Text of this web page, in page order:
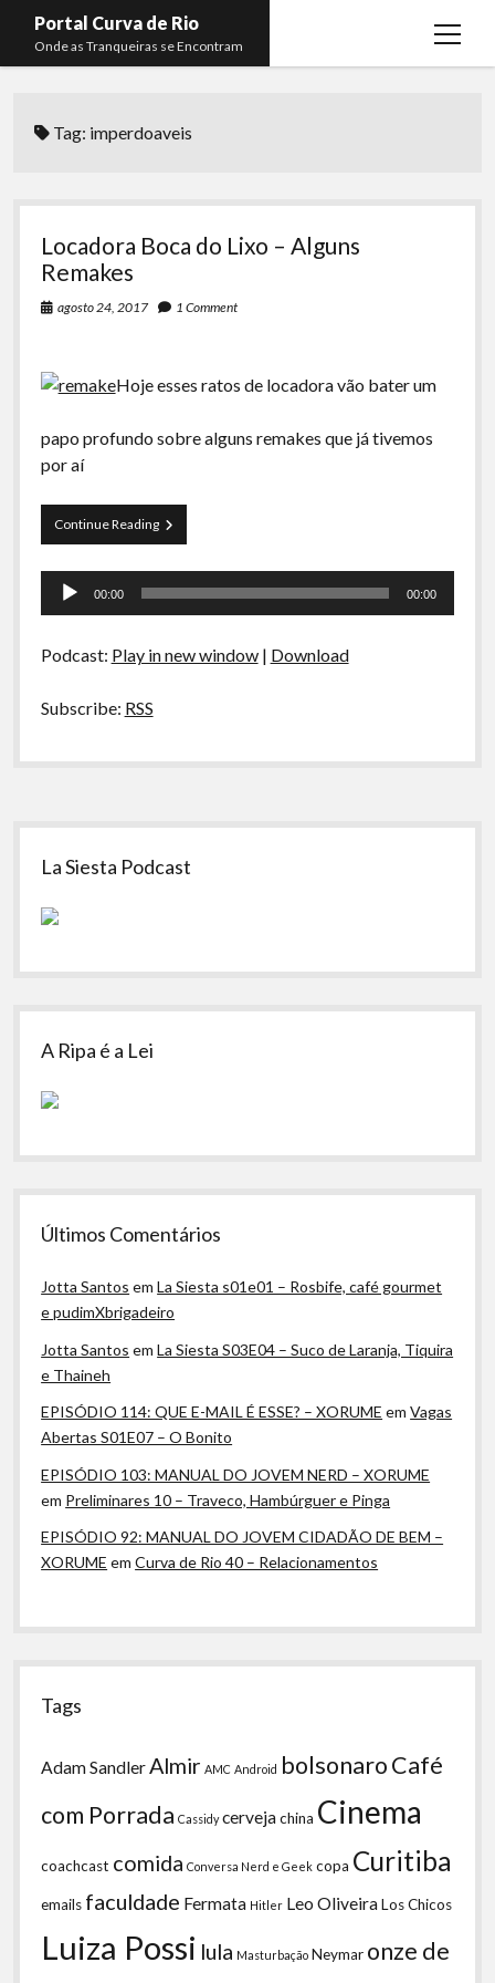
Portal Curva de Rio
Onde as Tranqueiras se Encontram
open
menu
Curva de Rio
Komos
La Siesta Podcast
Rachão na Beira do RIo
Papo Tranqueira
A Ripa É a Lei
Especiais
Preliminares
Membros
Lucas Oliveira
Kaique Xavier
Rafael Almeida
Tag: imperdoaveis
Locadora Boca do Lixo – Alguns
Remakes
agosto 24, 2017 1 Comment
Hoje esses ratos de locadora vão bater um
papo profundo sobre alguns remakes que já tivemos
por aí
Continue ReadingLocadora
Boca
–
Tocador
00:00 00:00
Podcast: Play in new window| Download
Subscribe: RSS
Sidebar
La Siesta Podcast
A Ripa é a Lei
Últimos Comentários
Jotta Santos emLa Siesta s01e01 – Rosbife, café gourmet
e pudimXbrigadeiro
Jotta Santos emLa Siesta S03E04 – Suco de Laranja, Tiquira
e Thaineh
EPISÓDIO 114: QUE E-MAIL É ESSE? – XORUME emVagas
Abertas S01E07 – O Bonito
EPISÓDIO 103: MANUAL DO JOVEM NERD – XORUME
em Preliminares 10 – Traveco, Hambúrguer e Pinga
EPISÓDIO 92: MANUAL DO JOVEM CIDADÃO DE BEM –
XORUME emCurva de Rio 40 – Relacionamentos
Tags
Adam Sandler Almir AMC Android bolsonaroCafé
com Porrada Cassidy cervejachina Cinema
coachcast comida Conversa Nerd e Geek copa Curitiba
emails faculdade Fermata Hitler Leo OliveiraLos Chicos
Luiza Possi lula Masturbação Neymar onze de